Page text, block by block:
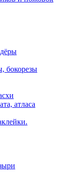
бокорезы
атласа